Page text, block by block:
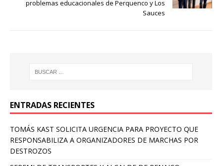
problemas educacionales de Perquenco y Los
Sauces
ENTRADAS RECIENTES
TOMÁS KAST SOLICITA URGENCIA PARA PROYECTO QUE
RESPONSABILIZA A ORGANIZADORES DE MARCHAS POR
DESTROZOS